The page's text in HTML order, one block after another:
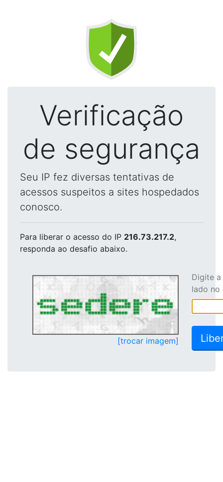
Verificação
de segurança
Seu IP fez diversas tentativas de
acessos suspeitos a sites hospedados
conosco.
Para liberar o acesso do IP 216.73.217.2,
responda ao desafio abaixo.
[trocar imagem]
Digite
lado no